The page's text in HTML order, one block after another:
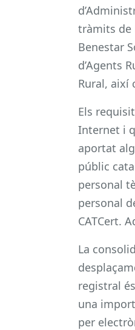
tràmits de
Benestar
d’Agents
Rural, així
Els
Internet i
aportat
públic
personal
personal
CATCert.
La
registral
una
per